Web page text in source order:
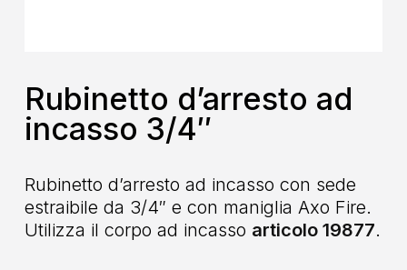
Rubinetto d’arresto ad
incasso 3/4″
Rubinetto d’arresto ad incasso con sede
estraibile da 3/4″ e con maniglia Axo Fire.
Utilizza il corpo ad incasso articolo 19877.